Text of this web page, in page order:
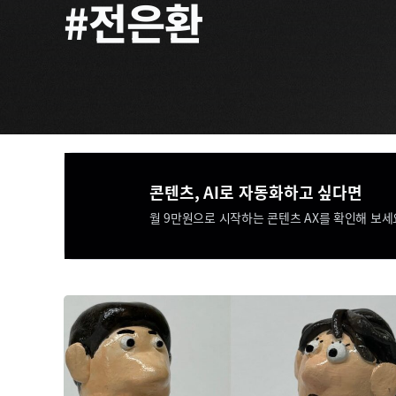
#전은환
콘텐츠, AI로 자동화하고 싶다면​​
월 9만원으로 시작하는 콘텐츠 AX를 확인해 보